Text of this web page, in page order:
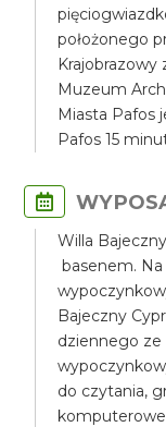
położonego
Krajobrazowy
Muzeum
Miasta Pafos
Pafos 15
Willa
basenem.
Bajeczny
dziennego
do czytania,